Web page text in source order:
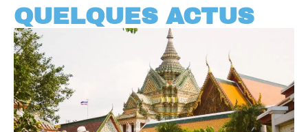
QUELQUES ACTUS